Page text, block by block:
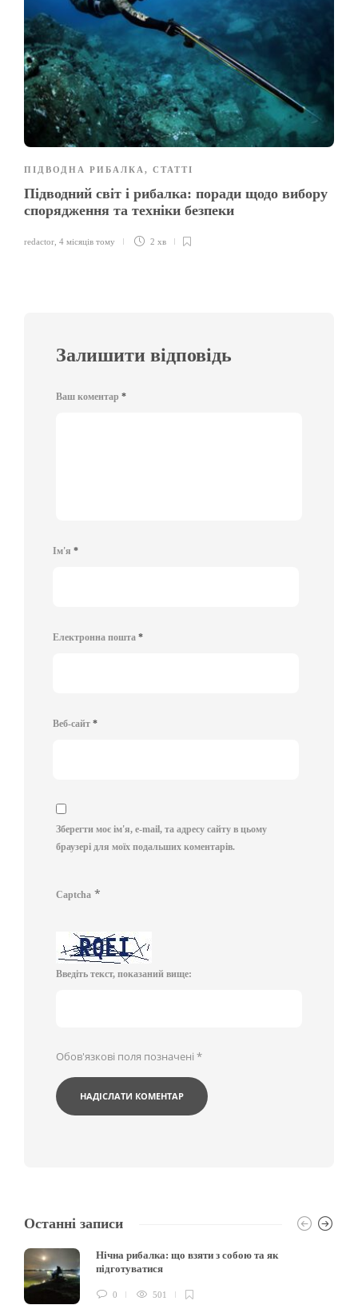
ПІДВОДНА РИБАЛКА , СТАТТІ
Підводний світ і рибалка: поради щодо вибору
спорядження та техніки безпеки
redactor 4 місяців тому 2 хв
Залишити відповідь
Ваш коментар *
Ім'я *
Електронна пошта *
Веб-сайт *
Зберегти моє ім'я, e-mail, та адресу сайту в цьому
браузері для моїх подальших коментарів.
Captcha *
Введіть текст, показаний вище:
Обов'язкові поля позначені *
Останні записи
Нічна рибалка: що взяти з собою та як
підготуватися
0 501